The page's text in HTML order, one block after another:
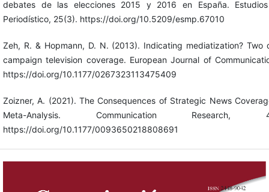
debates de las elecciones 2015 y 2016 en España.
Periodístico, 25(3). https://doi.org/10.5209/esmp.67010
Zeh, R. & Hopmann, D. N. (2013). Indicating mediatization? Two
campaign television coverage. European Journal of
https://doi.org/10.1177/0267323113475409
Zoizner, A. (2021). The Consequences of Strategic News
Meta-Analysis. Communication
https://doi.org/10.1177/0093650218808691